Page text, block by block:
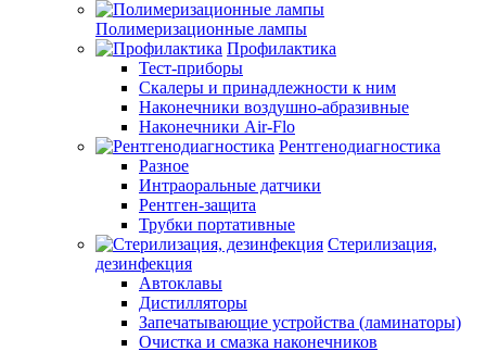
Полимеризационные лампы
Профилактика
Тест-приборы
Скалеры и принадлежности к ним
Наконечники воздушно-абразивные
Наконечники Air-Flo
Рентгенодиагностика
Разное
Интраоральные датчики
Рентген-защита
Трубки портативные
Стерилизация,
дезинфекция
Автоклавы
Дистилляторы
Запечатывающие устройства (ламинаторы)
Очистка и смазка наконечников